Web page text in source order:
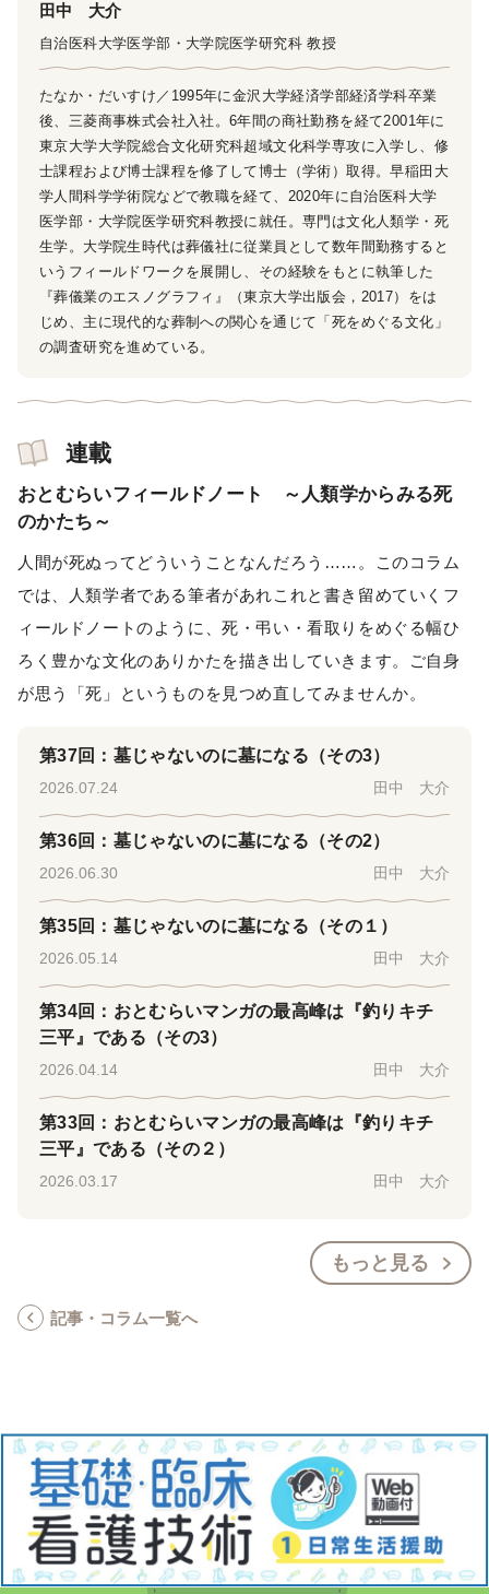
田中 大介
自治医科大学医学部・大学院医学研究科 教授
たなか・だいすけ／1995年に金沢大学経済学部経済学科卒業
後、三菱商事株式会社入社。6年間の商社勤務を経て2001年に
東京大学大学院総合文化研究科超域文化科学専攻に入学し、修
士課程および博士課程を修了して博士（学術）取得。早稲田大
学人間科学学術院などで教職を経て、2020年に自治医科大学
医学部・大学院医学研究科教授に就任。専門は文化人類学・死
生学。大学院生時代は葬儀社に従業員として数年間勤務すると
いうフィールドワークを展開し、その経験をもとに執筆した
『葬儀業のエスノグラフィ』（東京大学出版会，2017）をは
じめ、主に現代的な葬制への関心を通じて「死をめぐる文化」
の調査研究を進めている。
連載
おとむらいフィールドノート ～人類学からみる死
のかたち～
人間が死ぬってどういうことなんだろう……。このコラム
では、人類学者である筆者があれこれと書き留めていくフ
ィールドノートのように、死・弔い・看取りをめぐる幅ひ
ろく豊かな文化のありかたを描き出していきます。ご自身
が思う「死」というものを見つめ直してみませんか。
第37回：墓じゃないのに墓になる（その3）
2026.07.24 田中 大介
第36回：墓じゃないのに墓になる（その2）
2026.06.30 田中 大介
第35回：墓じゃないのに墓になる（その１）
2026.05.14 田中 大介
第34回：おとむらいマンガの最高峰は『釣りキチ
三平』である（その3）
2026.04.14 田中 大介
第33回：おとむらいマンガの最高峰は『釣りキチ
三平』である（その２）
2026.03.17 田中 大介
もっと見る
記事・コラム一覧へ